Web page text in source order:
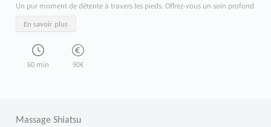
Un pur moment de détente à travers les pieds. Offrez-vous un soin profond
En savoir plus
60 min 90€
Massage Shiatsu